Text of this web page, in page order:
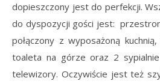
dopieszczony jest do perfekcji.
do dyspozycji gości jest:
połączony z wyposażoną
toaleta na górze oraz 2
telewizory. Oczywiście jest też